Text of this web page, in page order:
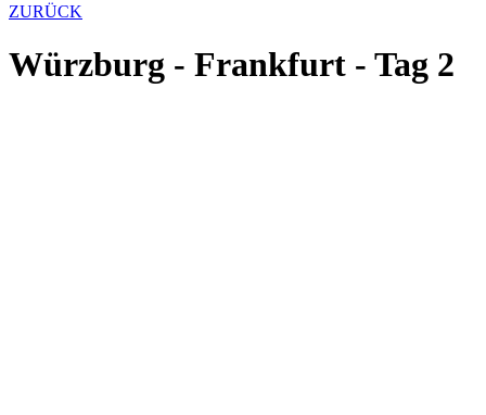
ZURÜCK
Würzburg - Frankfurt - Tag 2